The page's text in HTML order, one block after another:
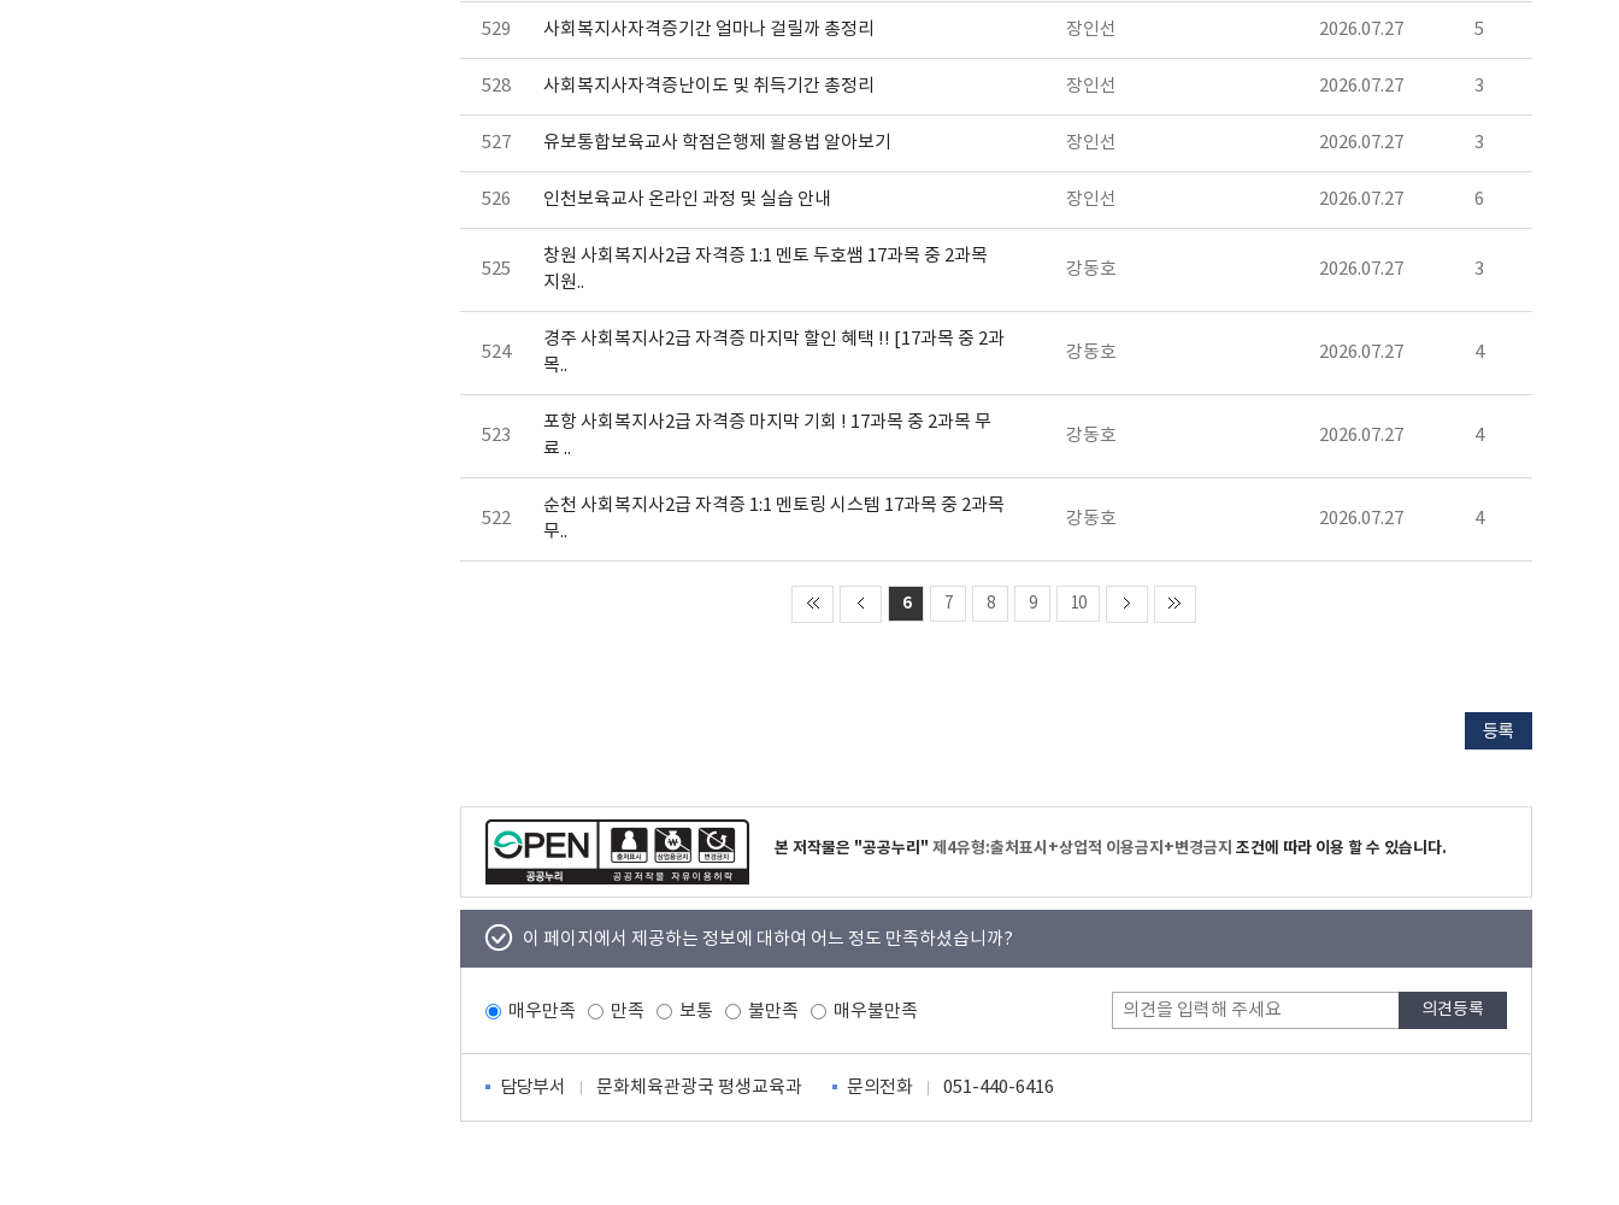
529 사회복지사자격증기간 얼마나 걸릴까 총정리 장인선 2026.07.27 5
528 사회복지사자격증난이도 및 취득기간 총정리 장인선 2026.07.27 3
527 유보통합보육교사 학점은행제 활용법 알아보기 장인선 2026.07.27 3
526 인천보육교사 온라인 과정 및 실습 안내 장인선 2026.07.27 6
525
창원 사회복지사2급 자격증 1:1 멘토 두호쌤 17과목 중 2과목
지원..
강동호 2026.07.27 3
524
경주 사회복지사2급 자격증 마지막 할인 혜택 !! [17과목 중 2과
목..
강동호 2026.07.27 4
523
포항 사회복지사2급 자격증 마지막 기회 ! 17과목 중 2과목 무
료 ..
강동호 2026.07.27 4
522
순천 사회복지사2급 자격증 1:1 멘토링 시스템 17과목 중 2과목
무..
강동호 2026.07.27 4
6 7 8 9 10
본 저작물은 "공공누리" 제4유형:출처표시+상업적 이용금지+변경금지 조건에 따라 이용 할 수 있습니다.
이 페이지에서 제공하는 정보에 대하여 어느 정도 만족하셨습니까?
매우만족 만족 보통 불만족 매우불만족
담당부서 문화체육관광국 평생교육과 문의전화 051-440-6416